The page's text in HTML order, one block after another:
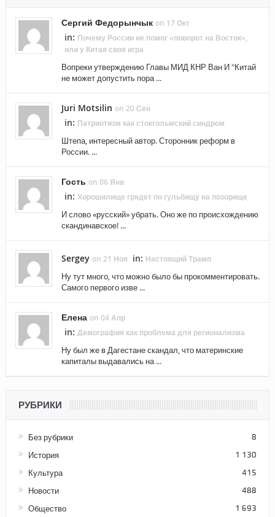
Сергий Федорынчык on 17 Окт
in: Почему России не помог «поворот на Восток»,
или у Китая своя игра
Вопреки утверждению Главы МИД КНР Ван И "Китай
не может допустить пора ...
Juri Motsilin on 20 Сен
in: Патриотизм как стокгольмский синдром
Штепа, интересный автор. Сторонник реформ в
России. ...
Гость on 06 Янв
in: Хорошилище грядет по гульбищу на позорище
И слово «русский» убрать. Оно же по происхождению
скандинавское! ...
Sergey on 21 Ноя in: Настоящий Трамп
Ну тут много, что можно было бы прокомментировать.
Самого первого изве ...
Елена on 04 Апр
in: Демография как проблема для регионализма
Ну был же в Дагестане скандал, что материнские
капиталы выдавались на ...
РУБРИКИ
Без рубрики 8
История 1 130
Культура 415
Новости 488
Общество 1 693